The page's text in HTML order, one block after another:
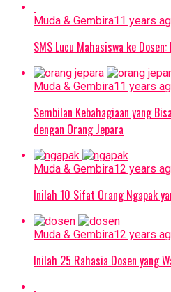
Muda & Gembira11 years
SMS Lucu Mahasiswa ke
Muda & Gembira11 years
Sembilan Kebahagiaan yang
dengan Orang Jepara
Muda & Gembira12 years
Inilah 10 Sifat Orang Ngapak
Muda & Gembira12 years
Inilah 25 Rahasia Dosen yang